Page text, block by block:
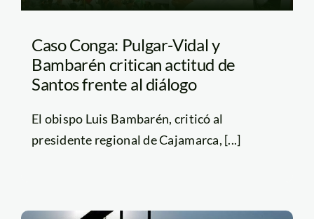
Caso Conga: Pulgar-Vidal y
Bambarén critican actitud de
Santos frente al diálogo
El obispo Luis Bambarén, criticó al
presidente regional de Cajamarca, [...]